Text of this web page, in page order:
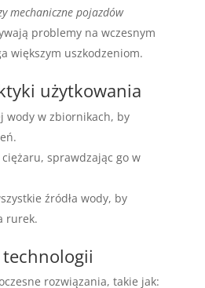
mechaniczne pojazdów
problemy na wczesnym
większym uszkodzeniom.
użytkowania
wody w zbiornikach, by
sprawdzając go w
źródła wody, by
rurek.
rozwiązania, takie jak: